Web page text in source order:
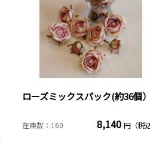
ローズミックスパック(約36個
在庫数：160 8,140 円（税